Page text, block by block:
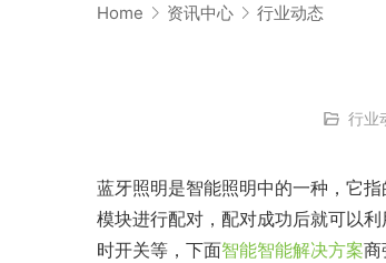
Home 资讯中心 行业动态
行业
蓝牙照明是智能照明中的一种，它
模块进行配对，配对成功后就可以
时开关等，下面智能智能解决方案商